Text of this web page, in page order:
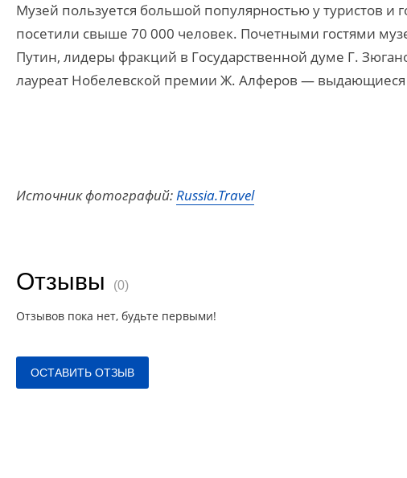
Музей пользуется большой популярностью у туристов и
посетили свыше 70 000 человек. Почетными гостями
Путин, лидеры фракций в Государственной думе Г.
лауреат Нобелевской премии Ж. Алферов — выдающиеся
Источник фотографий:Russia.Travel
Отзывы (0)
Отзывов пока нет, будьте первыми!
ОСТАВИТЬ ОТЗЫВ